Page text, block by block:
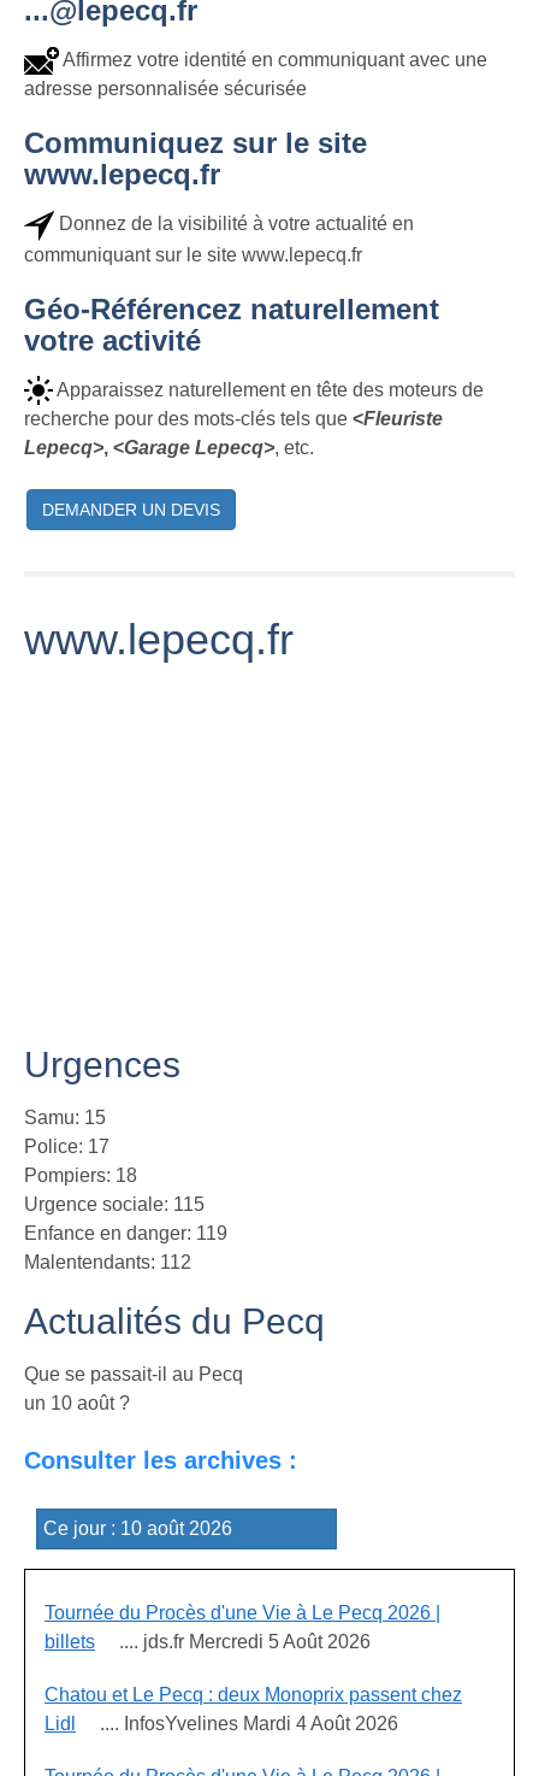
...@lepecq.fr
Affirmez votre identité en communiquant avec une
adresse personnalisée sécurisée
Communiquez sur le site
www.lepecq.fr
Donnez de la visibilité à votre actualité en
communiquant sur le site www.lepecq.fr
Géo-Référencez naturellement
votre activité
Apparaissez naturellement en tête des moteurs de
recherche pour des mots-clés tels que <Fleuriste
Lepecq>, <Garage Lepecq>, etc.
DEMANDER UN DEVIS
www.lepecq.fr
Urgences
Samu: 15
Police: 17
Pompiers: 18
Urgence sociale: 115
Enfance en danger: 119
Malentendants: 112
Actualités du Pecq
Que se passait-il au Pecq
un 10 août ?
Consulter les archives :
Tournée du Procès d'une Vie à Le Pecq 2026 |
billets .... jds.fr Mercredi 5 Août 2026
Chatou et Le Pecq : deux Monoprix passent chez
Lidl
.... InfosYvelines Mardi 4 Août 2026